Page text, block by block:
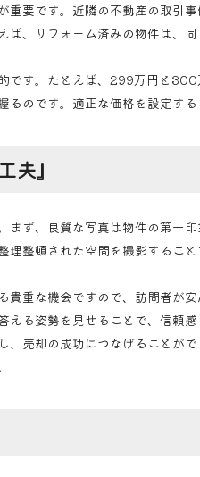
要です。近隣の不動産の取引
、リフォーム済みの物件は、
です。たとえば、299万円と
のです。適正な価格を設定す
夫』
ず、良質な写真は物件の第一
整頓された空間を撮影するこ
重な機会ですので、訪問者が
る姿勢を見せることで、信頼感
売却の成功につなげることが